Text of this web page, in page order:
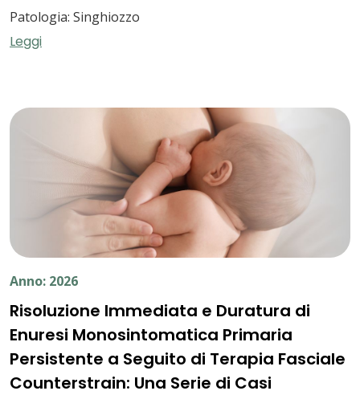
Patologia: Singhiozzo
Leggi
Anno: 2026
Risoluzione Immediata e Duratura di
Enuresi Monosintomatica Primaria
Persistente a Seguito di Terapia Fasciale
Counterstrain: Una Serie di Casi